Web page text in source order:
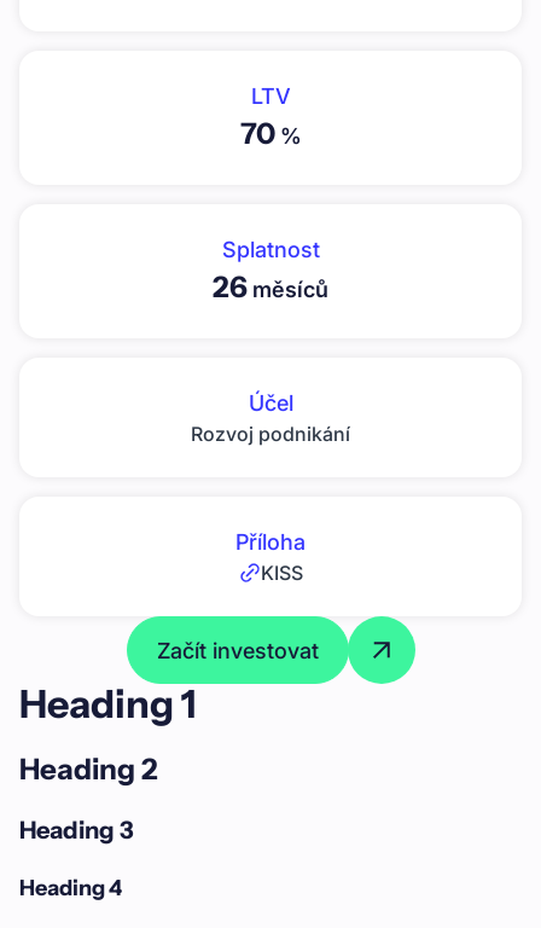
LTV
70%
Splatnost
26 měsíců
Účel
Rozvoj podnikání
Příloha
KISS
Začít investovat
Heading 1
Heading 2
Heading 3
Heading 4